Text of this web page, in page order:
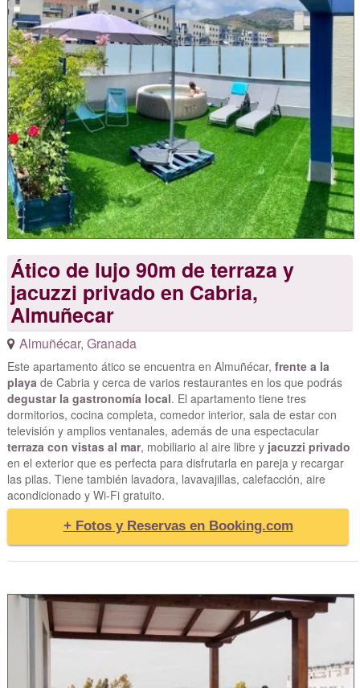
Ático de lujo 90m de terraza y
jacuzzi privado en Cabria,
Almuñecar
Almuñécar, Granada
Este apartamento ático se encuentra en Almuñécar, frente a la
playa de Cabria y cerca de varios restaurantes en los que podrás
degustar la gastronomía local. El apartamento tiene tres
dormitorios, cocina completa, comedor interior, sala de estar con
televisión y amplios ventanales, además de una espectacular
terraza con vistas al mar, mobiliario al aire libre y jacuzzi privado
en el exterior que es perfecta para disfrutarla en pareja y recargar
las pilas. Tiene también lavadora, lavavajillas, calefacción, aire
acondicionado y Wi-Fi gratuito.
+ Fotos y Reservas en Booking.com